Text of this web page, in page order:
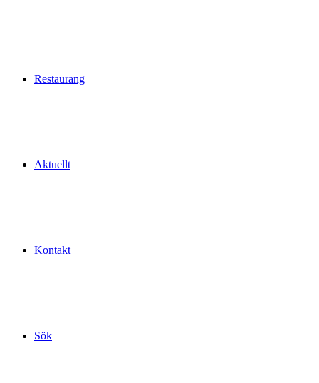
Restaurang
Aktuellt
Kontakt
Sök